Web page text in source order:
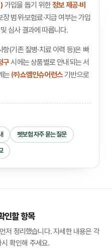
가입을 돕기 위한정보 제공·비
범위·보험료·지급 여부는 가입
및 심사 결과에 따릅니다.
(기존 질병·치료 이력 등)은 빠
구시에는 상품별로 안내되는 서
는 ㈜쇼엠인슈어런스기반으로
펫보험 자주 묻는 질문
인할 항목
저 정리했습니다. 자세한 내용은 각
확인해 주세요.